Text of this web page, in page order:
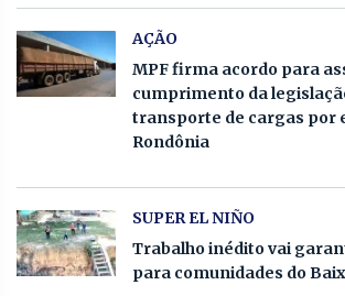
AÇÃO
MPF firma acordo para
cumprimento da
transporte de cargas por
Rondônia
SUPER EL NIÑO
Trabalho inédito vai
para comunidades do